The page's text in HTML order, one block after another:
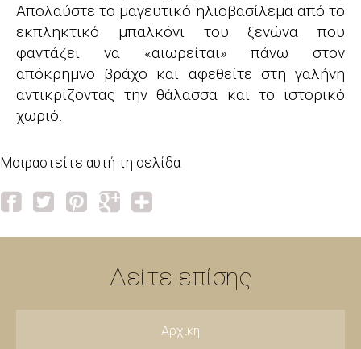
Απολαύστε το μαγευτικό ηλιοβασίλεμα από το
εκπληκτικό μπαλκόνι του ξενώνα που
φαντάζει να «αιωρείται» πάνω στον
απόκρημνο βράχο και αφεθείτε στη γαλήνη
αντικρίζοντας την θάλασσα και το ιστορικό
χωριό.
Μοιραστείτε αυτή τη σελίδα
Δείτε επίσης
Αρχικη